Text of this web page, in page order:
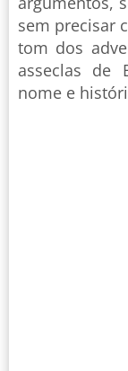
sem precisar
tom dos
asseclas de
nome e